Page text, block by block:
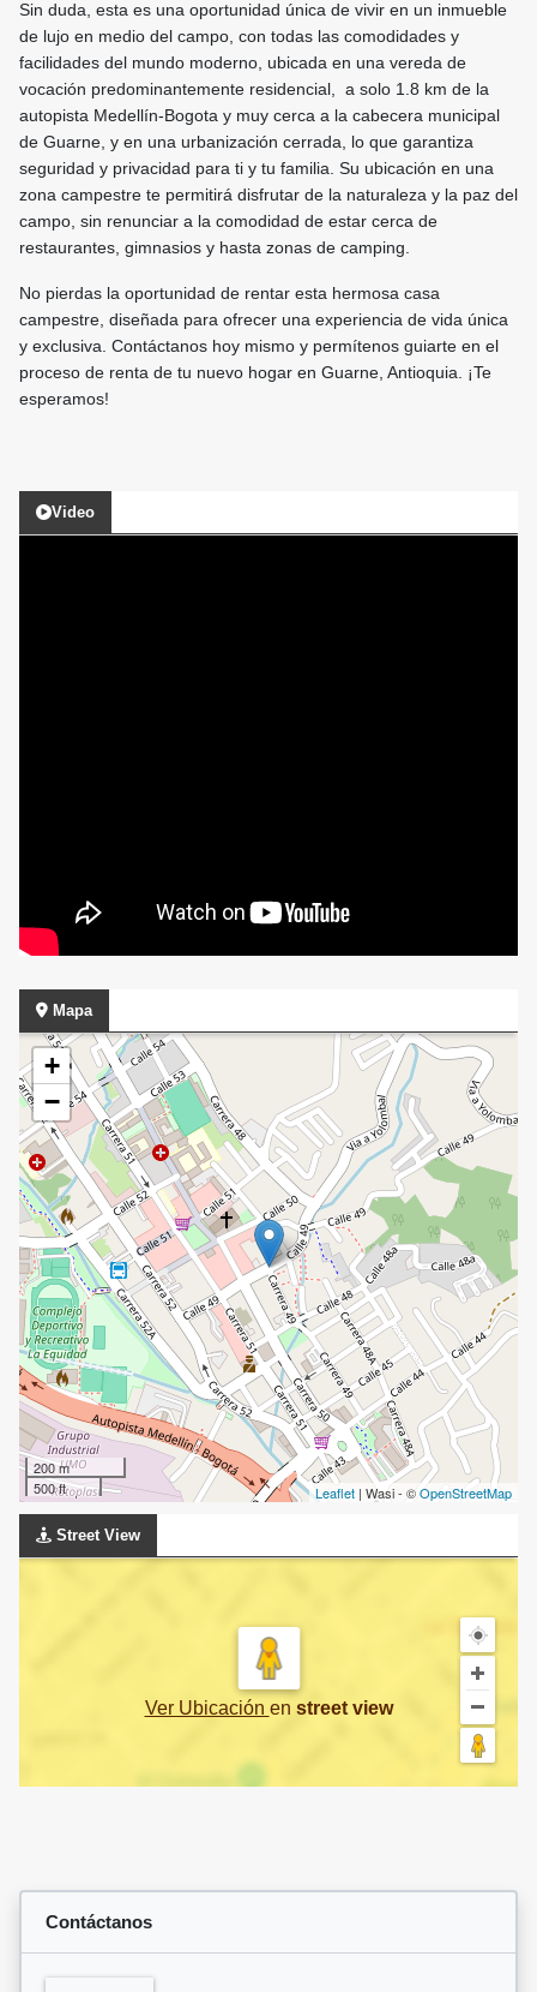
Sin duda, esta es una oportunidad única de vivir en un inmueble
de lujo en medio del campo, con todas las comodidades y
facilidades del mundo moderno, ubicada en una vereda de
vocación predominantemente residencial, a solo 1.8 km de la
autopista Medellín-Bogota y muy cerca a la cabecera municipal
de Guarne, y en una urbanización cerrada, lo que garantiza
seguridad y privacidad para ti y tu familia. Su ubicación en una
zona campestre te permitirá disfrutar de la naturaleza y la paz del
campo, sin renunciar a la comodidad de estar cerca de
restaurantes, gimnasios y hasta zonas de camping.
No pierdas la oportunidad de rentar esta hermosa casa
campestre, diseñada para ofrecer una experiencia de vida única
y exclusiva. Contáctanos hoy mismo y permítenos guiarte en el
proceso de renta de tu nuevo hogar en Guarne, Antioquia. ¡Te
esperamos!
Video
Mapa
+
−
200 m
500 ft
Leaflet | Wasi - ©OpenStreetMap
Street View
Ver Ubicación en street view
Contáctanos